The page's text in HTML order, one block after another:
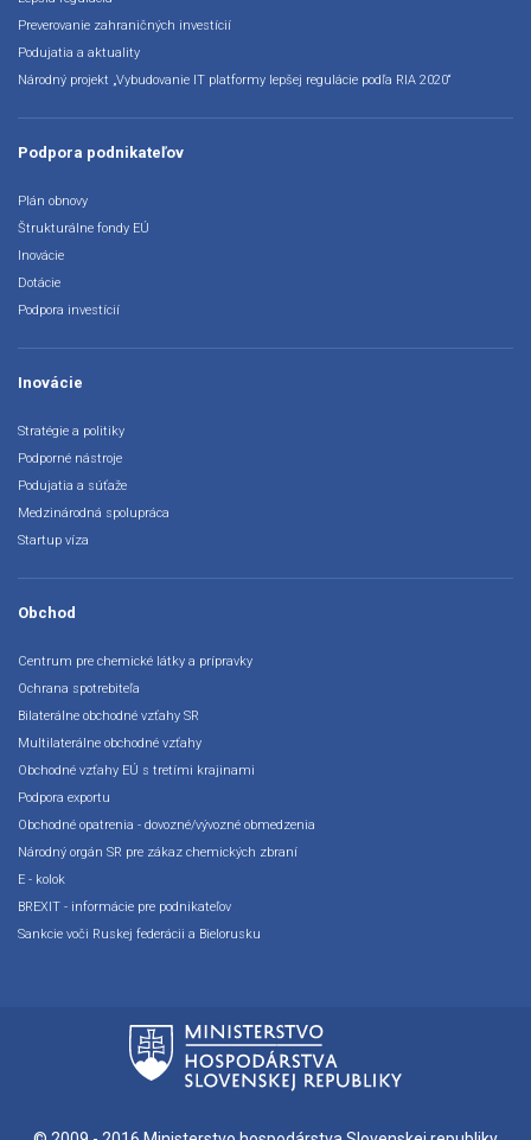
Preverovanie zahraničných investícií
Podujatia a aktuality
Národný projekt „Vybudovanie IT platformy lepšej regulácie podľa RIA 2020“
Podpora podnikateľov
Plán obnovy
Štrukturálne fondy EÚ
Inovácie
Dotácie
Podpora investícií
Inovácie
Stratégie a politiky
Podporné nástroje
Podujatia a súťaže
Medzinárodná spolupráca
Startup víza
Obchod
Centrum pre chemické látky a prípravky
Ochrana spotrebiteľa
Bilaterálne obchodné vzťahy SR
Multilaterálne obchodné vzťahy
Obchodné vzťahy EÚ s tretími krajinami
Podpora exportu
Obchodné opatrenia - dovozné/vývozné obmedzenia
Národný orgán SR pre zákaz chemických zbraní
E - kolok
BREXIT - informácie pre podnikateľov
Sankcie voči Ruskej federácii a Bielorusku